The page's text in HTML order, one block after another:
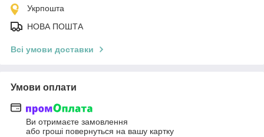
Укрпошта
НОВА ПОШТА
Всі умови доставки
Умови оплати
Ви отримаєте замовлення
або гроші повернуться на вашу картку